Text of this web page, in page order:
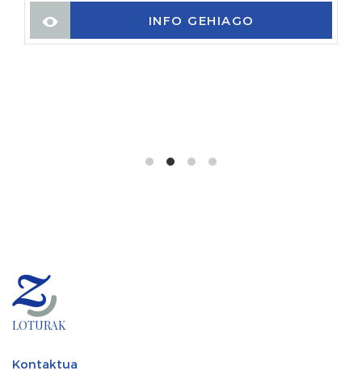
INFO GEHIAGO
LOTURAK
Kontaktua